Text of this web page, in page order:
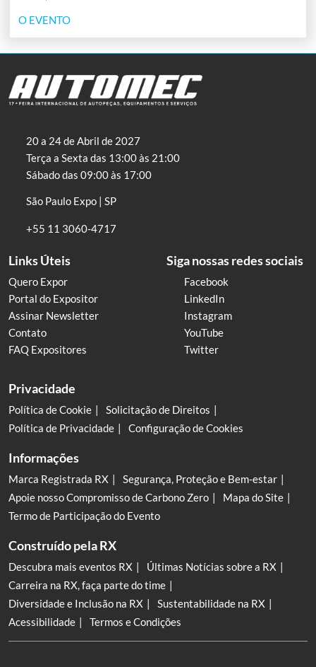
O EVENTO
20 a 24 de Abril de 2027
Terça a Sexta das 13:00 às 21:00
Sábado das 09:00 às 17:00
São Paulo Expo | SP
+55 11 3060-4717
Links Úteis
Quero Expor
Portal do Expositor
Assinar Newsletter
Contato
FAQ Expositores
Siga nossas redes sociais
Facebook
LinkedIn
Instagram
YouTube
Twitter
Privacidade
Política de Cookie
Solicitação de Direitos
Política de Privacidade
Configuração de Cookies
Informações
Marca Registrada RX
Segurança, Proteção e Bem-estar
Apoie nosso Compromisso de Carbono Zero
Mapa do Site
Termo de Participação do Evento
Construído pela RX
Descubra mais eventos RX
Últimas Notícias sobre a RX
Carreira na RX, faça parte do time
Diversidade e Inclusão na RX
Sustentabilidade na RX
Acessibilidade
Termos e Condições